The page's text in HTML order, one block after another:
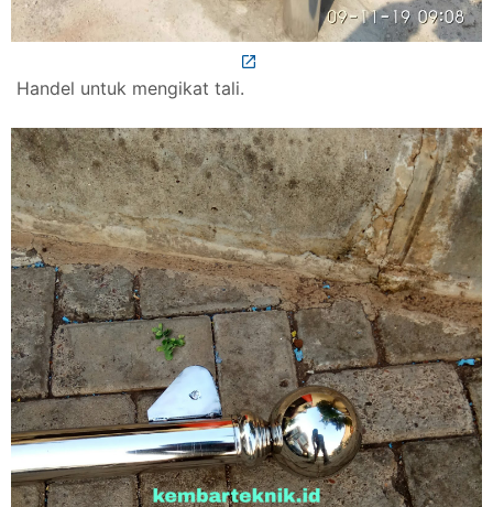
Handel untuk mengikat tali.